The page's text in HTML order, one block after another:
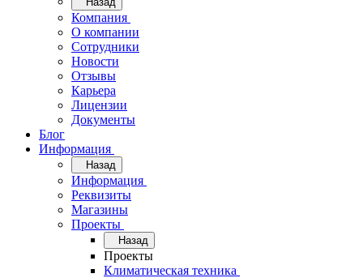
Компания
О компании
Сотрудники
Новости
Отзывы
Карьера
Лицензии
Документы
Блог
Информация
Назад
Информация
Реквизиты
Магазины
Проекты
Назад
Проекты
Климатическая техника